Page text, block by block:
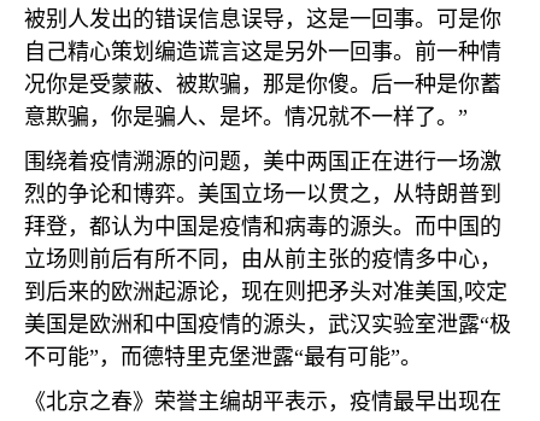
被别人发出的错误信息误导，这是一回事。可是你
自己精心策划编造谎言这是另外一回事。前一种情
况你是受蒙蔽、被欺骗，那是你傻。后一种是你蓄
意欺骗，你是骗人、是坏。情况就不一样了。”
围绕着疫情溯源的问题，美中两国正在进行一场激
烈的争论和博弈。美国立场一以贯之，从特朗普到
拜登，都认为中国是疫情和病毒的源头。而中国的
立场则前后有所不同，由从前主张的疫情多中心，
到后来的欧洲起源论，现在则把矛头对准美国 ,咬定
美国是欧洲和中国疫情的源头，武汉实验室泄露“极
不可能”，而德特里克堡泄露“最有可能”。
《北京之春》荣誉主编胡平表示，疫情最早出现在